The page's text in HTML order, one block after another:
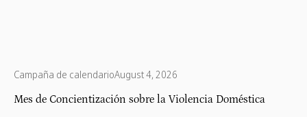
Campaña de calendarioAugust 4, 2026
Mes de Concientización sobre la Violencia Doméstica